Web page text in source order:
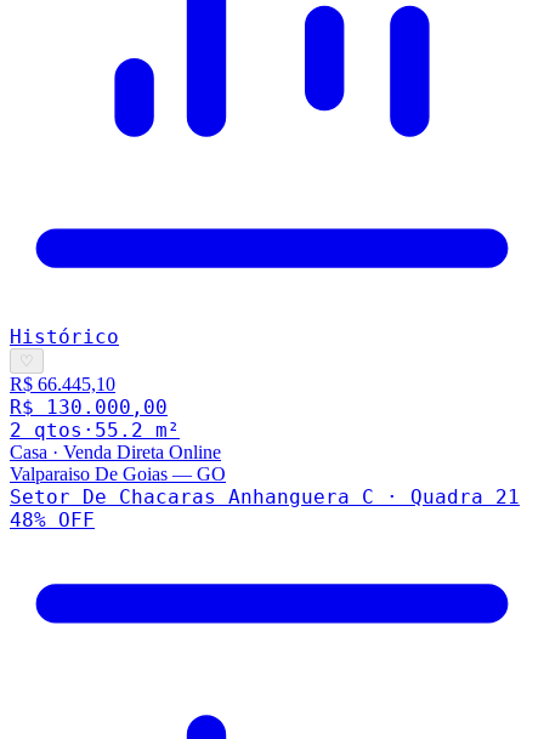
Histórico
♡
R$ 66.445,10
R$ 130.000,00
2 qtos · 55.2 m²
Casa · Venda Direta Online
Valparaiso De Goias — GO
Setor De Chacaras Anhanguera C · Quadra 21
48% OFF